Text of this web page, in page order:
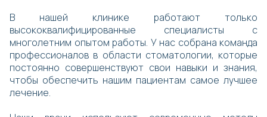
В нашей клинике работают только
высококвалифицированные специалисты с
многолетним опытом работы. У нас собрана команда
профессионалов в области стоматологии, которые
постоянно совершенствуют свои навыки и знания,
чтобы обеспечить нашим пациентам самое лучшее
лечение.